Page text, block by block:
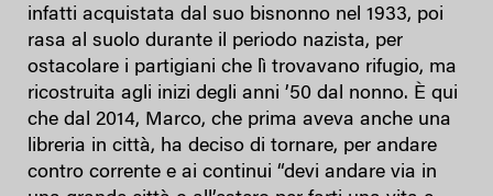
infatti acquistata dal suo bisnonno nel 1933, poi
rasa al suolo durante il periodo nazista, per
ostacolare i partigiani che lì trovavano rifugio, ma
ricostruita agli inizi degli anni ’50 dal nonno. È qui
che dal 2014, Marco, che prima aveva anche una
libreria in città, ha deciso di tornare, per andare
contro corrente e ai continui “devi andare via in